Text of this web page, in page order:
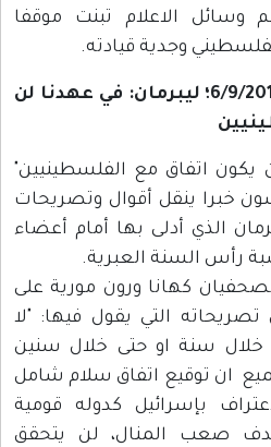
وسائل الاعلام تبنت موقفا
وجدية قيادته.
ماكور ريشون؛ بتاريخ 6/9/2010؛ ليبرمان: في عهدنا لن
اتفاق مع الفلسطينيين"
خبرا ينقل أقوال وتصريحات
الذي أدلى بها أمام أعضاء
رأس السنة العبرية.
كهانا ورون مورية على
التي يقول فيها: "لا
خلال سنة او حتى خلال سنين
ان توقيع اتفاق سلام شامل
بإسرائيل كدوله قومية
صعب المنال، لن يتحقق